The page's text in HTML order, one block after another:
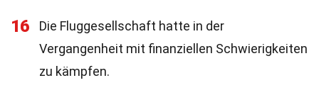
16
Die Fluggesellschaft hatte in der
Vergangenheit mit finanziellen Schwierigkeiten
zu kämpfen.